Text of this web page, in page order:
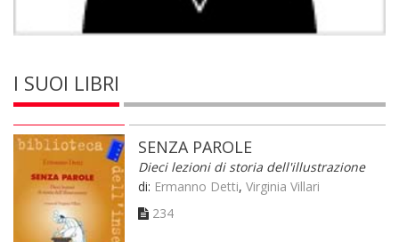
I SUOI LIBRI
SENZA PAROLE
Dieci lezioni di storia dell'illustrazione
di: Ermanno Detti, Virginia Villari
234